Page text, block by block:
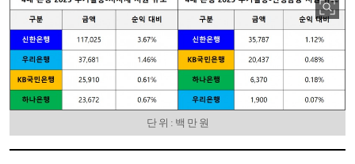
단 위 : 백 만 원